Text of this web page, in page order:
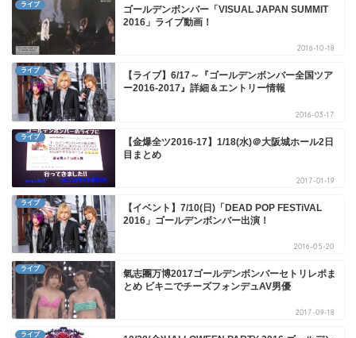
ライブ
ゴールデンボンバー「VISUAL JAPAN SUMMIT
2016」ライブ動画！
2016-10-18
ライブ
【ライブ】6/17～『ゴールデンボンバー全国ツア
ー2016-2017』詳細＆エントリー情報
2016-03-17
ライブ
【金爆全ツ2016-17】1/18(水)＠大阪城ホール2日
目まとめ
2017-01-19
ライブ
【イベント】7/10(日)「DEAD POP FESTiVAL
2016」ゴールデンボンバー出演！
2016-05-20
ライブ
氣志團万博2017ゴールデンボンバーセトリレポま
とめ ビキニでチーズフォンデュAV男優
2017-09-18
ライブ